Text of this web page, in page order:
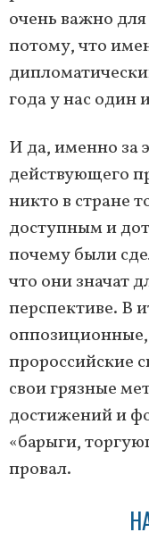
очень важно
потому, что
года у нас один
И да, именно за
действующего
никто в стране
доступным и
почему были
что они значат
перспективе. В
пророссийские
свои грязные
достижений и
«барыги,
провал.